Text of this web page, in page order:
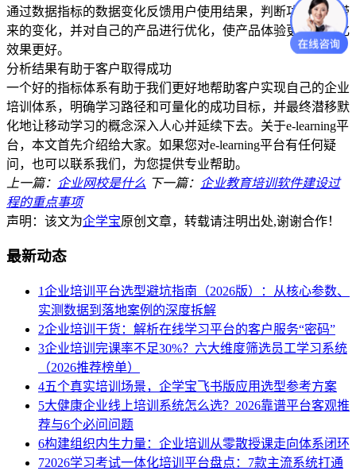
通过数据指标的数据变化反馈用户使用结果，判断功能升级带
来的变化，并对自己的产品进行优化，使产品体验更好，转化
效果更好。
分析结果有助于客户取得成功
一个好的指标体系有助于我们更好地帮助客户实现自己的企业
培训体系，明确学习路径和可量化的成功目标，并最终潜移默
化地让移动学习的概念深入人心并延续下去。关于e-learning平
台，本文首先介绍给大家。如果您对e-learning平台有任何疑
问，也可以联系我们，为您提供专业帮助。
上一篇： 企业网校是什么 下一篇： 企业教育培训软件建设过
程的重点事项
声明：该文为企学宝原创文章，转载请注明出处,谢谢合作！
最新动态
1企业培训平台选型避坑指南（2026版）：从核心参数、
实测数据到落地案例的深度拆解
2企业培训干货：解析在线学习平台的客户服务“密码”
3企业培训完课率不足30%？六大维度筛选员工学习系统
（2026推荐榜单）
4五个真实培训场景，企学宝飞书版应用选型参考方案
5大健康企业线上培训系统怎么选？2026靠谱平台客观推
荐与6个必问问题
6构建组织内生力量：企业培训从零散授课走向体系闭环
72026学习考试一体化培训平台盘点：7款主流系统打通